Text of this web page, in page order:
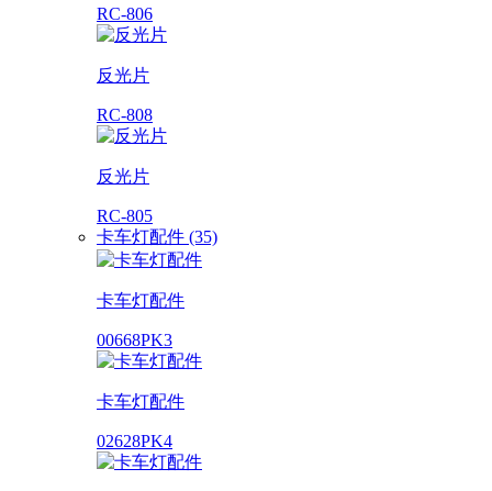
RC-806
反光片
RC-808
反光片
RC-805
卡车灯配件 (35)
卡车灯配件
00668PK3
卡车灯配件
02628PK4